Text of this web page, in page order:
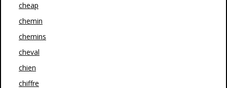
cheap
chemin
chemins
cheval
chien
chiffre